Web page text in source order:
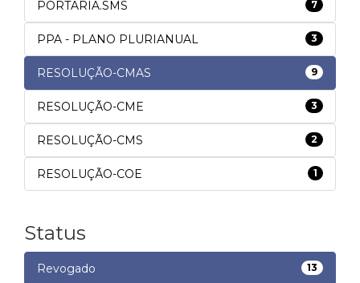
PORTARIA.SMS 7
PPA - PLANO PLURIANUAL 3
RESOLUÇÃO-CMAS 9
RESOLUÇÃO-CME 3
RESOLUÇÃO-CMS 2
RESOLUÇÃO-COE 1
Status
Revogado 13